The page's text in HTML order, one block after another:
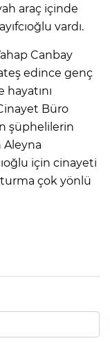
araç içinde
vardı.
Canbay
edince genç
hayatını
Büro
şüphelilerin
için cinayeti
çok yönlü